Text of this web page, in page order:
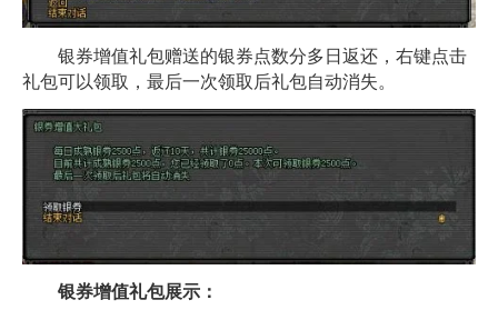
银券增值礼包赠送的银券点数分多日返还，右键点击
礼包可以领取，最后一次领取后礼包自动消失。
银券增值礼包展示：